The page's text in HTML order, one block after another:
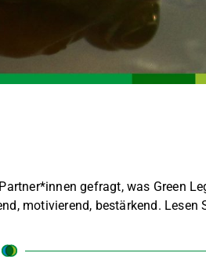
gefragt, was Green
motivierend, bestärkend. Lesen